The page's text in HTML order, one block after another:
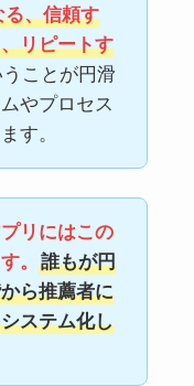
、信頼す
リピートす
ことが円滑
やプロセス
す。
リにはこの
。
誰もが円
ら推薦者に
ステム化し